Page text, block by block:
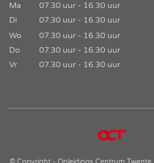
Ma 07.30 uur - 16.30 uur
Di
07.30 uur - 16.30 uur
Wo
07.30 uur - 16.30 uur
Do
07.30 uur - 16.30 uur
Vr
07.30 uur - 16.30 uur